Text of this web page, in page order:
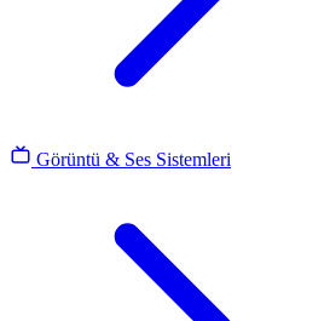
Görüntü & Ses Sistemleri